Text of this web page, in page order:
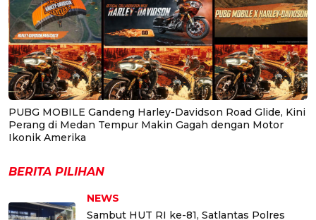
PUBG MOBILE Gandeng Harley-Davidson Road Glide, Kini
Perang di Medan Tempur Makin Gagah dengan Motor
Ikonik Amerika
BERITA PILIHAN
NEWS
Sambut HUT RI ke-81, Satlantas Polres